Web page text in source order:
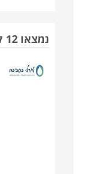
מעבר
מומחיותם
דודים
רוצה
אפילו
נמצאו 12 קורסים